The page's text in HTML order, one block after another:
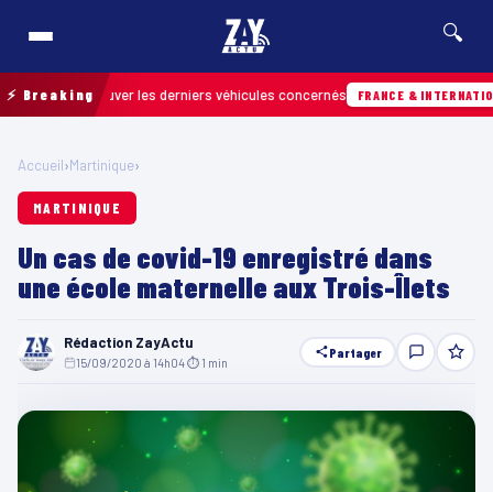
🔍
⚡ Breaking
retrouver les derniers véhicules concernés FRANCE & INTERNATIONALE
Accueil›Martinique›
MARTINIQUE
Un cas de covid-19 enregistré dans
une école maternelle aux Trois-Îlets
Rédaction ZayActu
15/09/2020 à 14h04⏱ 1 min
Partager